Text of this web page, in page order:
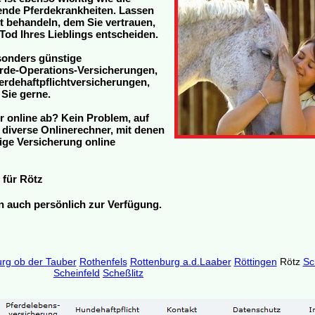
Pferdekrankheiten. Lassen
behandeln, dem Sie vertrauen,
Ihres Lieblings entscheiden.
günstige
Operations-Versicherungen,
gerne.
online ab? Kein Problem, auf
Onlinerechner, mit denen
Versicherung online
für Rötz
auch persönlich zur Verfügung.
ob der Tauber Rothenfels Rottenburg a.d.Laaber Röttingen Rötz
Scheinfeld Scheßlitz